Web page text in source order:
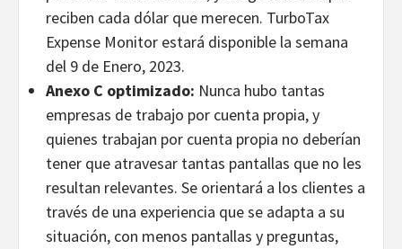
reciben cada dólar que merecen. TurboTax
Expense Monitor estará disponible la semana
del 9 de Enero, 2023.
Anexo C optimizado: Nunca hubo tantas
empresas de trabajo por cuenta propia, y
quienes trabajan por cuenta propia no deberían
tener que atravesar tantas pantallas que no les
resultan relevantes. Se orientará a los clientes a
través de una experiencia que se adapta a su
situación, con menos pantallas y preguntas,